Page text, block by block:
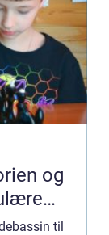
og
til